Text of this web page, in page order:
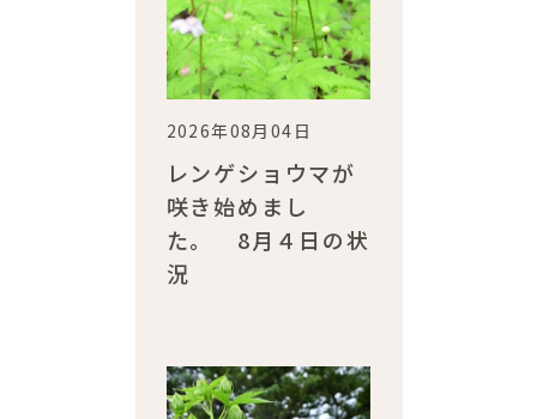
2026年08月04日
レンゲショウマが
咲き始めまし
た。 8月４日の状
況